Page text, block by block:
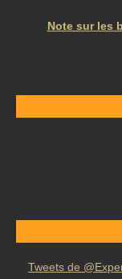
Note sur les
Tweets de